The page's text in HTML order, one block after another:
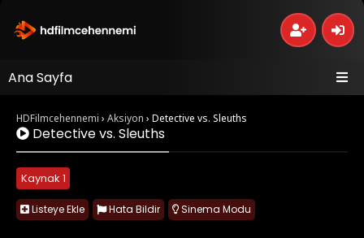
Ana Sayfa
HDFilmcehennemi › Aksiyon › Detective vs. Sleuths
Detective vs. Sleuths
Kaynak 1
Listeye Ekle Hata Bildir Sinema Modu